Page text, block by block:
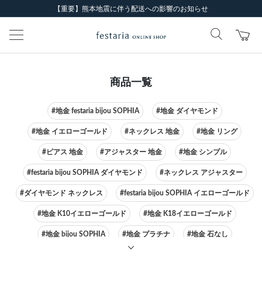
【重要】熊本地震に伴う配送への影響のお知らせ
商品一覧
#地金 festaria bijou SOPHIA #地金 ダイヤモンド
#地金 イエローゴールド #ネックレス 地金 #地金 リング
#ピアス 地金 #アジャスター 地金 #地金 シンプル
#festaria bijou SOPHIA ダイヤモンド #ネックレス アジャスター
#ダイヤモンド ネックレス #festaria bijou SOPHIA イエローゴールド
#地金 K10イエローゴールド #地金 K18イエローゴールド
#地金 bijou SOPHIA #地金 プラチナ #地金 石なし